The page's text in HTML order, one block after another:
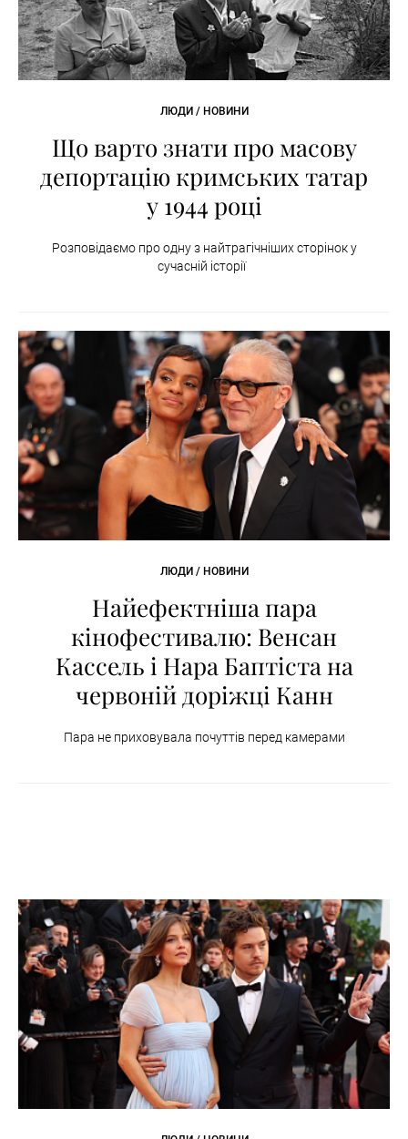
ЛЮДИ / НОВИНИ
Що варто знати про масову
депортацію кримських татар
у 1944 році
Розповідаємо про одну з найтрагічніших сторінок у
сучасній історії
ЛЮДИ / НОВИНИ
Найефектніша пара
кінофестивалю: Венсан
Кассель і Нара Баптіста на
червоній доріжці Канн
Пара не приховувала почуттів перед камерами